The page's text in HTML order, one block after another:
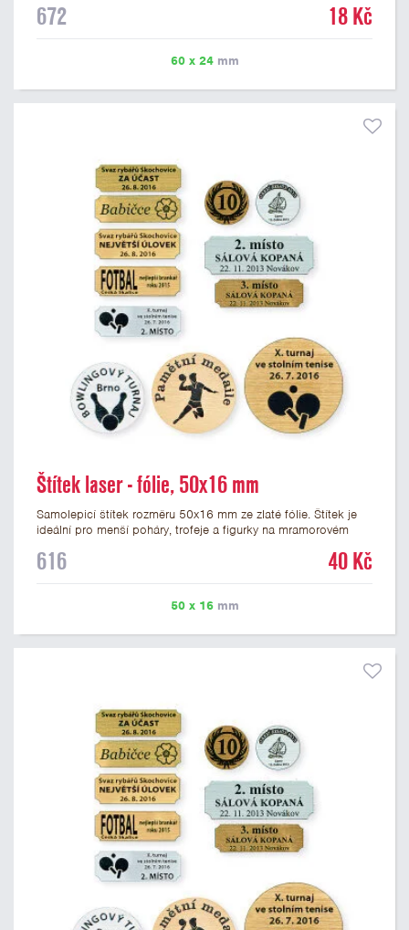
libovolné logo nebo text. Potisk štítku je zahrnut v ceně. U
výrobu štítku je možné přiložit v prvním kroku objednávky.
672 18 Kč
60 x 24mm
Štítek laser - fólie, 50x16 mm
Samolepicí štítek rozměru 50x16 mm ze zlaté fólie. Štítek je
ideální pro menší poháry, trofeje a figurky na mramorovém
nebo text. U textu doporučujeme maximálně 3 řádky, aby byla
možné přiložit v prvním kroku objednávky.
616 40 Kč
50 x 16mm